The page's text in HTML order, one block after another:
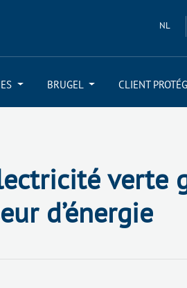
NL
BRUGEL CLIENT
verte
d’énergie